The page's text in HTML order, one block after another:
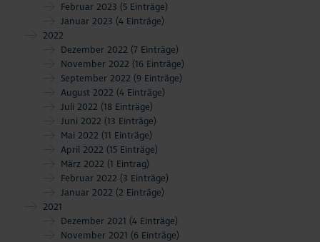
Februar 2023 (5 Einträge)
Januar 2023 (4 Einträge)
2022
Dezember 2022 (7 Einträge)
November 2022 (16 Einträge)
September 2022 (9 Einträge)
August 2022 (4 Einträge)
Juli 2022 (18 Einträge)
Juni 2022 (13 Einträge)
Mai 2022 (11 Einträge)
April 2022 (15 Einträge)
März 2022 (1 Eintrag)
Februar 2022 (3 Einträge)
Januar 2022 (2 Einträge)
2021
Dezember 2021 (4 Einträge)
November 2021 (6 Einträge)